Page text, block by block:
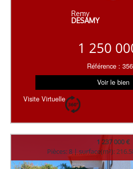
Remy
DESAMY
1 250
Référence :
Voir le bien
Visite Virtuelle
1 237 000 €
Pièces: 8 | surface(m²):